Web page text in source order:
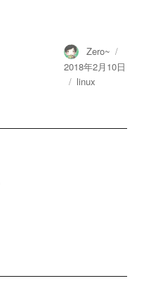
Author
Zero~
on
2018年2月10日
Categories
linux